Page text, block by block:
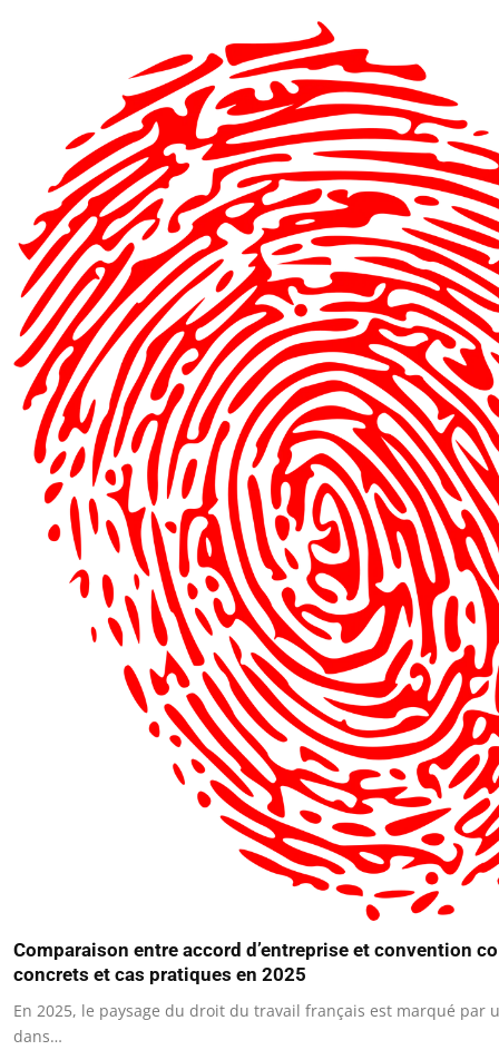
Comparaison entre accord d’entreprise et convention
concrets et cas pratiques en 2025
En 2025, le paysage du droit du travail français est marqué par
dans…